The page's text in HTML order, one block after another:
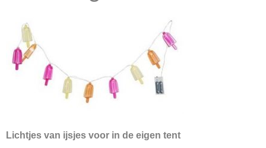
Lichtjes van ijsjes voor in de eigen tent